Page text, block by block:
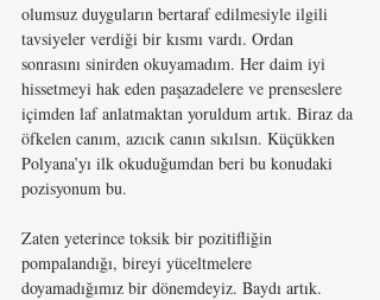
olumsuz duyguların bertaraf edilmesiyle ilgili
tavsiyeler verdiği bir kısmı vardı. Ordan
sonrasını sinirden okuyamadım. Her daim iyi
hissetmeyi hak eden paşazadelere ve prenseslere
içimden laf anlatmaktan yoruldum artık. Biraz da
öfkelen canım, azıcık canın sıkılsın. Küçükken
Polyana’yı ilk okuduğumdan beri bu konudaki
pozisyonum bu.
Zaten yeterince toksik bir pozitifliğin
pompalandığı, bireyi yüceltmelere
doyamadığımız bir dönemdeyiz. Baydı artık.